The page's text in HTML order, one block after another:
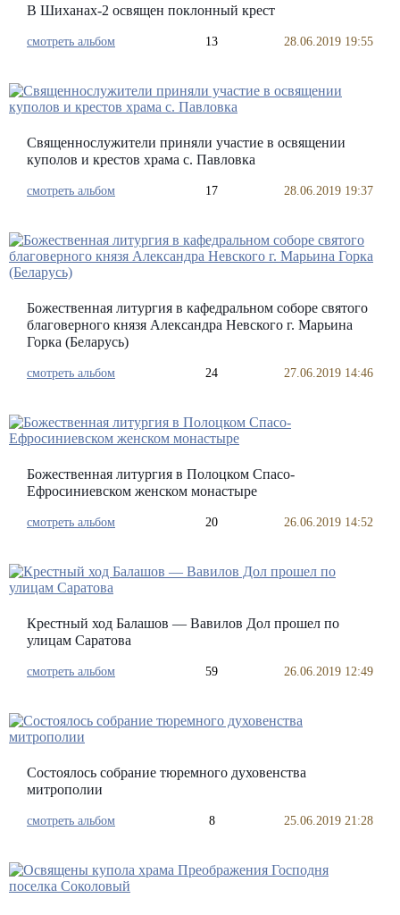
В Шиханах-2 освящен поклонный крест
смотреть альбом 13 28.06.2019 19:55
Священнослужители приняли участие в освящении
куполов и крестов храма с. Павловка
смотреть альбом 17 28.06.2019 19:37
Божественная литургия в кафедральном соборе святого
благоверного князя Александра Невского г. Марьина
Горка (Беларусь)
смотреть альбом 24 27.06.2019 14:46
Божественная литургия в Полоцком Спасо-
Ефросиниевском женском монастыре
смотреть альбом 20 26.06.2019 14:52
Крестный ход Балашов — Вавилов Дол прошел по
улицам Саратова
смотреть альбом 59 26.06.2019 12:49
Состоялось собрание тюремного духовенства
митрополии
смотреть альбом 8 25.06.2019 21:28